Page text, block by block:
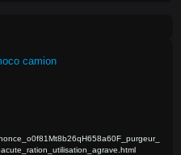
camion